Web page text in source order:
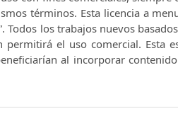
términos. Esta licencia a
Todos los trabajos nuevos
el uso comercial. Esta
al incorporar